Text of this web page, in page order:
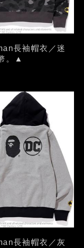
長袖帽衣／迷
。▲
長袖帽衣／灰